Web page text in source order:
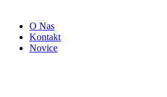
O Nas
Kontakt
Novice